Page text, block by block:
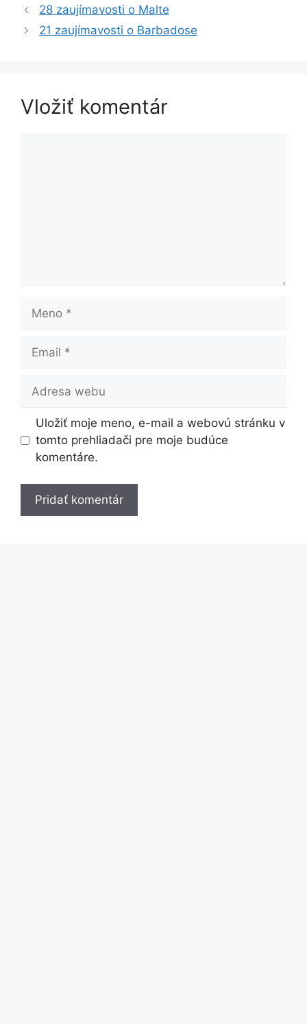
28 zaujímavosti o Malte
21 zaujímavosti o Barbadose
Vložiť komentár
Meno
Email
Adresa
Uložiť moje meno, e-mail a webovú stránku v
tomto prehliadači pre moje budúce
komentáre.